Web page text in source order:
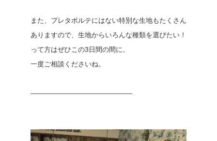
また、プレタポルテにはない特別な生地もたくさん
ありますので、生地からいろんな種類を選びたい！
って方はぜひこの3日間の間に。
一度ご相談くださいね。
———————————————